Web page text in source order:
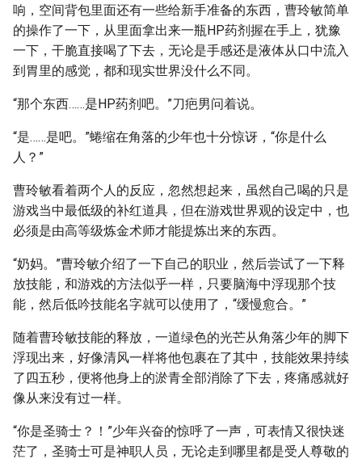
响，空间背包里面还有一些给新手准备的东西，曹玲敏简单
的操作了一下，从里面拿出来一瓶HP药剂握在手上，犹豫
一下，干脆直接喝了下去，无论是手感还是液体从口中流入
到胃里的感觉，都和现实世界没什么不同。
“那个东西……是HP药剂吧。”刀疤男问着说。
“是……是吧。”蜷缩在角落的少年也十分惊讶，“你是什么
人？”
曹玲敏看着两个人的反应，忽然想起来，虽然自己喝的只是
游戏当中最低级的补红道具，但在游戏世界观的设定中，也
必须是由高等级炼金术师才能提炼出来的东西。
“奶妈。”曹玲敏介绍了一下自己的职业，然后尝试了一下释
放技能，和游戏的方法似乎一样，只要脑海中浮现那个技
能，然后低吟技能名字就可以使用了，“缓慢愈合。”
随着曹玲敏技能的释放，一道绿色的光芒从角落少年的脚下
浮现出来，好像清风一样将他包裹在了其中，技能效果持续
了四五秒，便将他身上的淤青全部消除了下去，疼痛感就好
像从来没有过一样。
“你是圣骑士？！”少年兴奋的惊呼了一声，可表情又很快迷
茫了，圣骑士可是神职人员，无论走到哪里都是受人尊敬的